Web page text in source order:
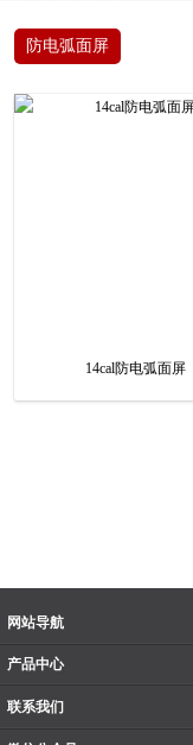
防电弧面屏
14cal防电弧面屏
网站导航
产品中心
联系我们